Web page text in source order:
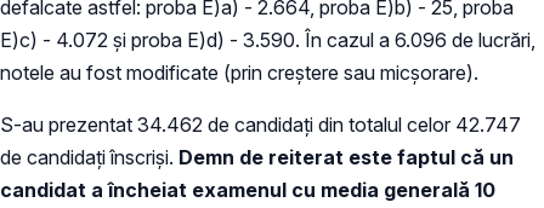
defalcate astfel: proba E)a) - 2.664, proba E)b) - 25, proba
E)c) - 4.072 și proba E)d) - 3.590. În cazul a 6.096 de lucrări,
notele au fost modificate (prin creștere sau micșorare).
S-au prezentat 34.462 de candidați din totalul celor 42.747
de candidați înscriși. Demn de reiterat este faptul că un
candidat a încheiat examenul cu media generală 10